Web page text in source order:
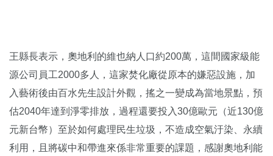
王縣長表示，奧地利的維也納人口約200萬，這間國家級能
源公司員工2000多人，這家焚化廠從原本的嫌惡設施，加
入藝術後由百水先生設計外觀，搖之一變成為當地景點，預
估2040年達到淨零排放，過程還要投入30億歐元（近130億
元新台幣）至於如何處理民生垃圾，不造成空氣汙染、永續
利用，且將碳中和帶進來係非常重要的課題，感謝奧地利能